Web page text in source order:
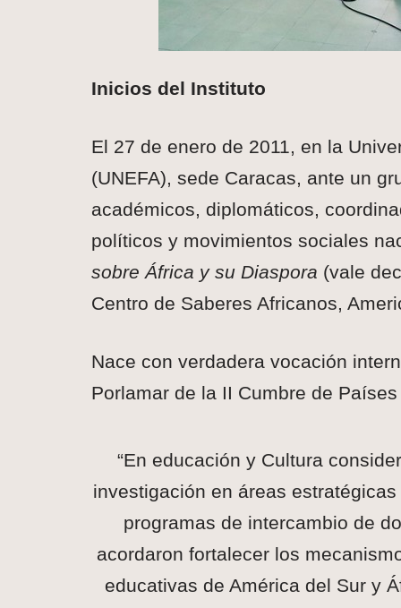
Inicios del Instituto
El 27 de enero de 2011, en la
(UNEFA), sede Caracas, ante un
académicos, diplomáticos,
políticos y movimientos sociales
sobre África y su Diaspora (vale
Centro de Saberes Africanos,
Nace con verdadera vocación
Porlamar de la II Cumbre de
“En educación y Cultura
investigación en áreas
programas de intercambio de
acordaron fortalecer los
educativas de América del Sur y